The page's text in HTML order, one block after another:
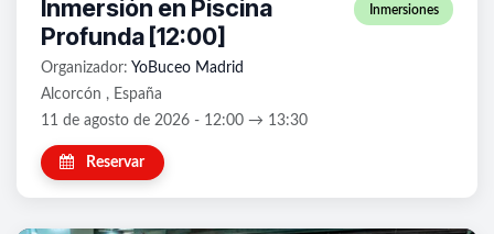
Inmersión en Piscina
Profunda [12:00]
Inmersiones
Organizador: YoBuceo Madrid
Alcorcón , España
11 de agosto de 2026 - 12:00 → 13:30
Reservar